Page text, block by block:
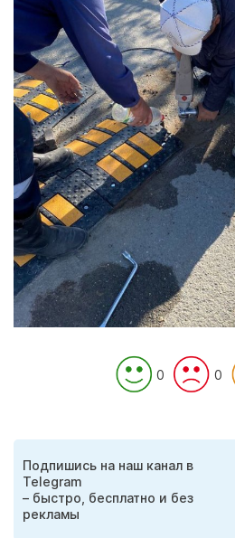
0 0
Подпишись на наш канал в
Telegram
– быстро, бесплатно и без
рекламы